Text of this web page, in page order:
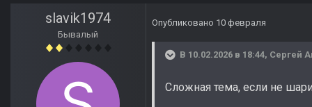
slavik1974
Бывалый
Опубликовано 10 февраля
В 10.02.2026 в 18:44, Сергей
Сложная тема, если не